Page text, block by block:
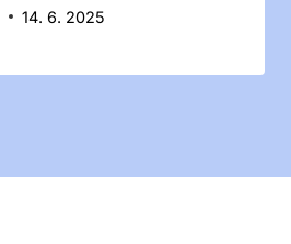
14. 6. 2025